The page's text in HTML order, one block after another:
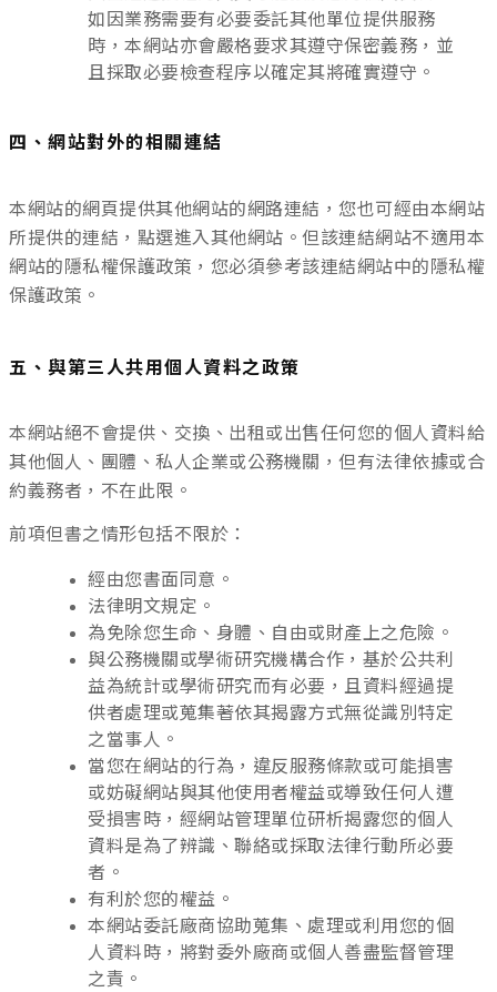
如因業務需要有必要委託其他單位提供服務
時，本網站亦會嚴格要求其遵守保密義務，並
且採取必要檢查程序以確定其將確實遵守。
四、網站對外的相關連結
本網站的網頁提供其他網站的網路連結，您也可經由本網站
所提供的連結，點選進入其他網站。但該連結網站不適用本
網站的隱私權保護政策，您必須參考該連結網站中的隱私權
保護政策。
五、與第三人共用個人資料之政策
本網站絕不會提供、交換、出租或出售任何您的個人資料給
其他個人、團體、私人企業或公務機關，但有法律依據或合
約義務者，不在此限。
前項但書之情形包括不限於：
經由您書面同意。
法律明文規定。
為免除您生命、身體、自由或財產上之危險。
與公務機關或學術研究機構合作，基於公共利
益為統計或學術研究而有必要，且資料經過提
供者處理或蒐集著依其揭露方式無從識別特定
之當事人。
當您在網站的行為，違反服務條款或可能損害
或妨礙網站與其他使用者權益或導致任何人遭
受損害時，經網站管理單位研析揭露您的個人
資料是為了辨識、聯絡或採取法律行動所必要
者。
有利於您的權益。
本網站委託廠商協助蒐集、處理或利用您的個
人資料時，將對委外廠商或個人善盡監督管理
之責。